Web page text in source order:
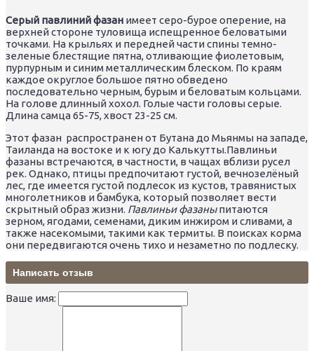
Серый павлиний фазан имеет серо-бурое оперение, на
верхней стороне туловища испещренное беловатыми
точками. На крыльях и передней части спины темно-
зеленые блестящие пятна, отливающие фиолетовым,
пурпурным и синим металлическим блеском. По краям
каждое округлое большое пятно обведено
последовательно черным, бурым и беловатым кольцами.
На голове длинный хохол. Голые части головы серые.
Длина самца 65-75, хвост 23-25 см.
Этот фазан распространен от Бутана до Мьянмы на западе,
Таиланда на востоке и к югу до Калькутты.Павлиньи
фазаны встречаются, в частности, в чащах вблизи русел
рек. Однако, птицы предпочитают густой, вечнозелёный
лес, где имеется густой подлесок из кустов, травянистых
многолетников и бамбука, который позволяет вести
скрытный образ жизни. Павлиньи фазаныпитаются
зерном, ягодами, семенами, диким инжиром и сливами, а
также насекомыми, такими как термиты. В поисках корма
они передвигаются очень тихо и незаметно по подлеску.
Написать отзыв
Ваше имя: